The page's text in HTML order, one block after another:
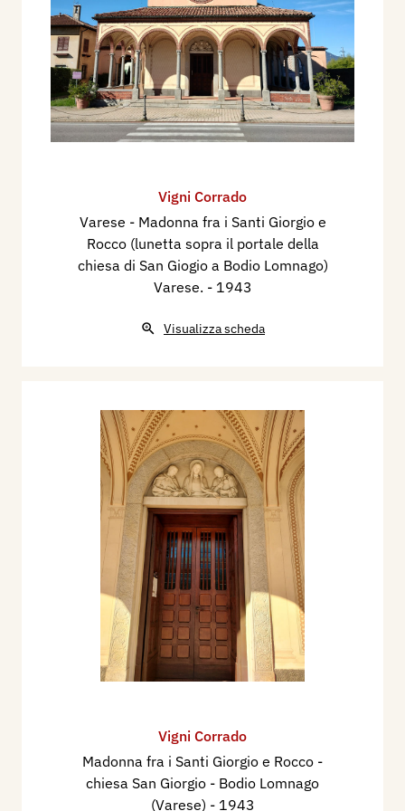
Vigni Corrado
Varese - Madonna fra i Santi Giorgio e
Rocco (lunetta sopra il portale della
chiesa di San Giogio a Bodio Lomnago)
Varese. - 1943
Visualizza scheda
Vigni Corrado
Madonna fra i Santi Giorgio e Rocco -
chiesa San Giorgio - Bodio Lomnago
(Varese) - 1943